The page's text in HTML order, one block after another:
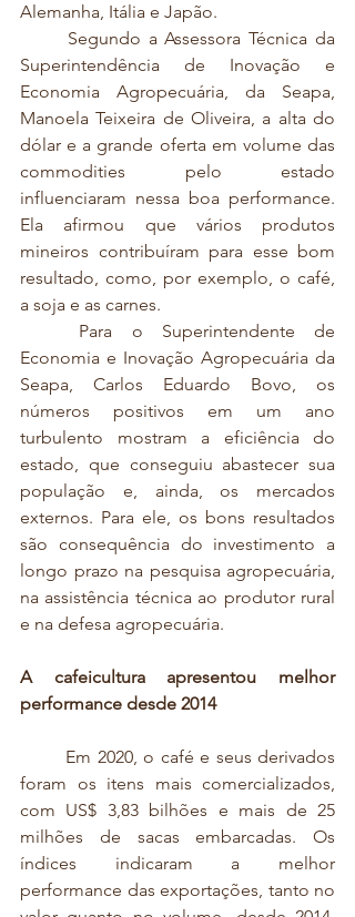
Alemanha, Itália e Japão.
Superintendência de Inovação e
Economia Agropecuária, da Seapa,
Manoela Teixeira de Oliveira, a alta do
dólar e a grande oferta em volume das
commodities pelo estado
influenciaram nessa boa performance.
Ela afirmou que vários produtos
mineiros contribuíram para esse bom
resultado, como, por exemplo, o café,
a soja e as carnes.
Economia e Inovação Agropecuária da
Seapa, Carlos Eduardo Bovo, os
números positivos em um ano
turbulento mostram a eficiência do
estado, que conseguiu abastecer sua
população e, ainda, os mercados
externos. Para ele, os bons resultados
são consequência do investimento a
longo prazo na pesquisa agropecuária,
na assistência técnica ao produtor rural
e na defesa agropecuária.
A cafeicultura apresentou melhor
performance desde 2014
foram os itens mais comercializados,
com US$ 3,83 bilhões e mais de 25
milhões de sacas embarcadas. Os
índices indicaram a melhor
performance das exportações, tanto no